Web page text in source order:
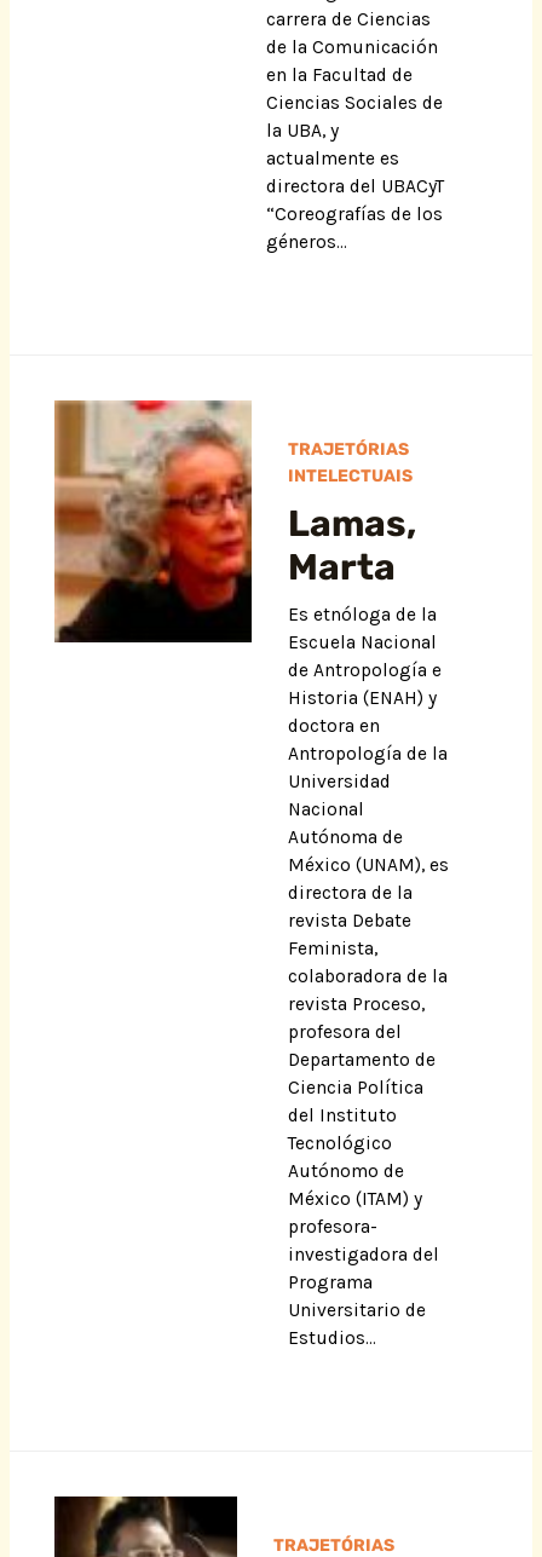
carrera de Ciencias
de la Comunicación
en la Facultad de
Ciencias Sociales de
la UBA, y
actualmente es
directora del UBACyT
“Coreografías de los
géneros…
TRAJETÓRIAS
INTELECTUAIS
Lamas,
Marta
Es etnóloga de la
Escuela Nacional
de Antropología e
Historia (ENAH) y
doctora en
Antropología de la
Universidad
Nacional
Autónoma de
México (UNAM), es
directora de la
revista Debate
Feminista,
colaboradora de la
revista Proceso,
profesora del
Departamento de
Ciencia Política
del Instituto
Tecnológico
Autónomo de
México (ITAM) y
profesora-
investigadora del
Programa
Universitario de
Estudios…
TRAJETÓRIAS